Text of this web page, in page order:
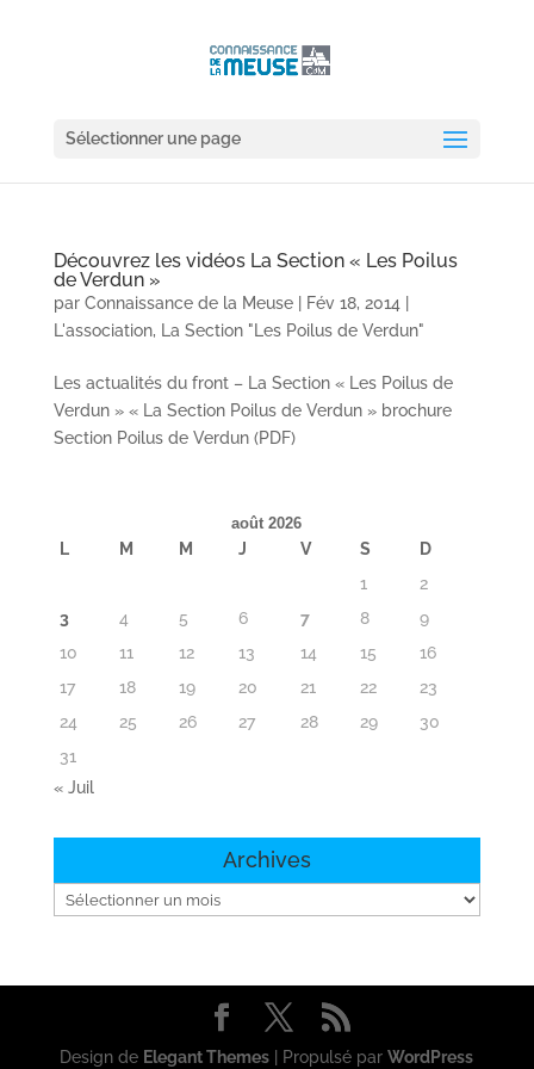
Sélectionner une page
Découvrez les vidéos La Section « Les Poilus
de Verdun »
par Connaissance de la Meuse| Fév 18, 2014
L'association, La Section "Les Poilus de Verdun"
Les actualités du front – La Section « Les Poilus de
Verdun » « La Section Poilus de Verdun » brochure
Section Poilus de Verdun (PDF)
août 2026
L M M J V S
D
1
2
3
4 5 6 7 8
9
10
11 12 13 14 15
16
17
18 19 20 21 22
23
24
25 26 27 28 29
30
31
« Juil
Archives
Archives
Design de Elegant Themes | Propulsé parWordPress